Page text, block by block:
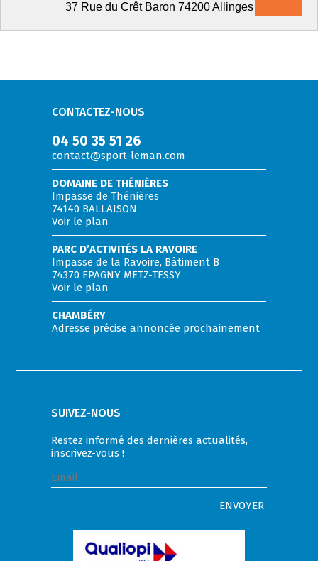
37 Rue du Crêt Baron 74200 Allinges
CONTACTEZ-NOUS
04 50 35 51 26
contact@sport-leman.com
DOMAINE DE THÉNIÈRES
Impasse de Thénières
74140 BALLAISON
Voir le plan
PARC D’ACTIVITÉS LA RAVOIRE
Impasse de la Ravoire, Bâtiment B
74370 EPAGNY METZ-TESSY
Voir le plan
CHAMBÉRY
Adresse précise annoncée prochainement
SUIVEZ-NOUS
Restez informé des dernières actualités,
inscrivez-vous !